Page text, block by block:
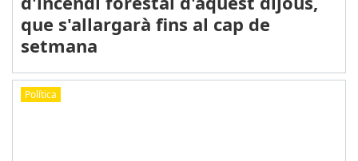
que s'allargarà fins al cap de
setmana
Política